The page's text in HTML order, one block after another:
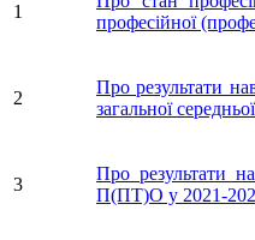
1
професійної
2
Про результати
загальної
3
Про результати
П(ПТ)О у 2021-